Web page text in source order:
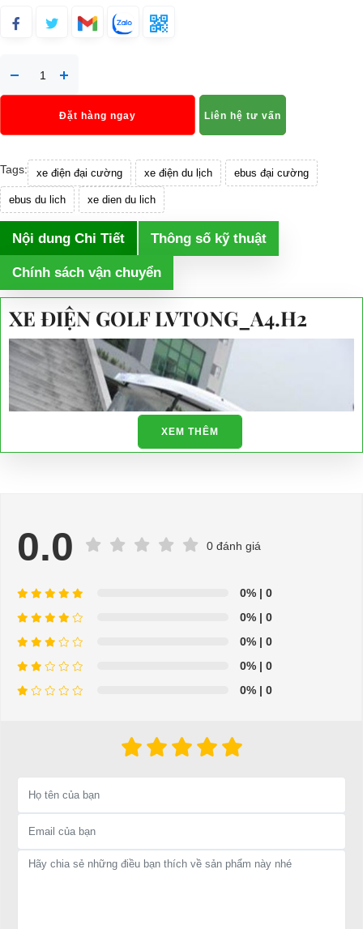
Đặt hàng ngay Liên hệ tư vấn
Tags: xe điện đại cường xe điện du lịch ebus đại cường
ebus du lich xe dien du lich
Nội dung Chi Tiết Thông số kỹ thuật
Chính sách vận chuyển
XE ĐIỆN GOLF LVTONG_A4.H2
LT-A4.H2
Motor：
Bình điện : trojan ,8V*6
Bộ sạc： sạc tự động
XEM THÊM
0.0 0 đánh giá
0% | 0
0% | 0
0% | 0
0% | 0
0% | 0